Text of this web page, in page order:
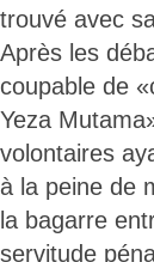
trouvé avec
Après les
coupable de
Yeza
volontaires
à la peine de
la bagarre
servitude